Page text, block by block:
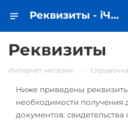
Реквизиты - iЧехол
Реквизиты
Интернет-магазин
Ниже приведены
необходимости получения
документов: свидетельства